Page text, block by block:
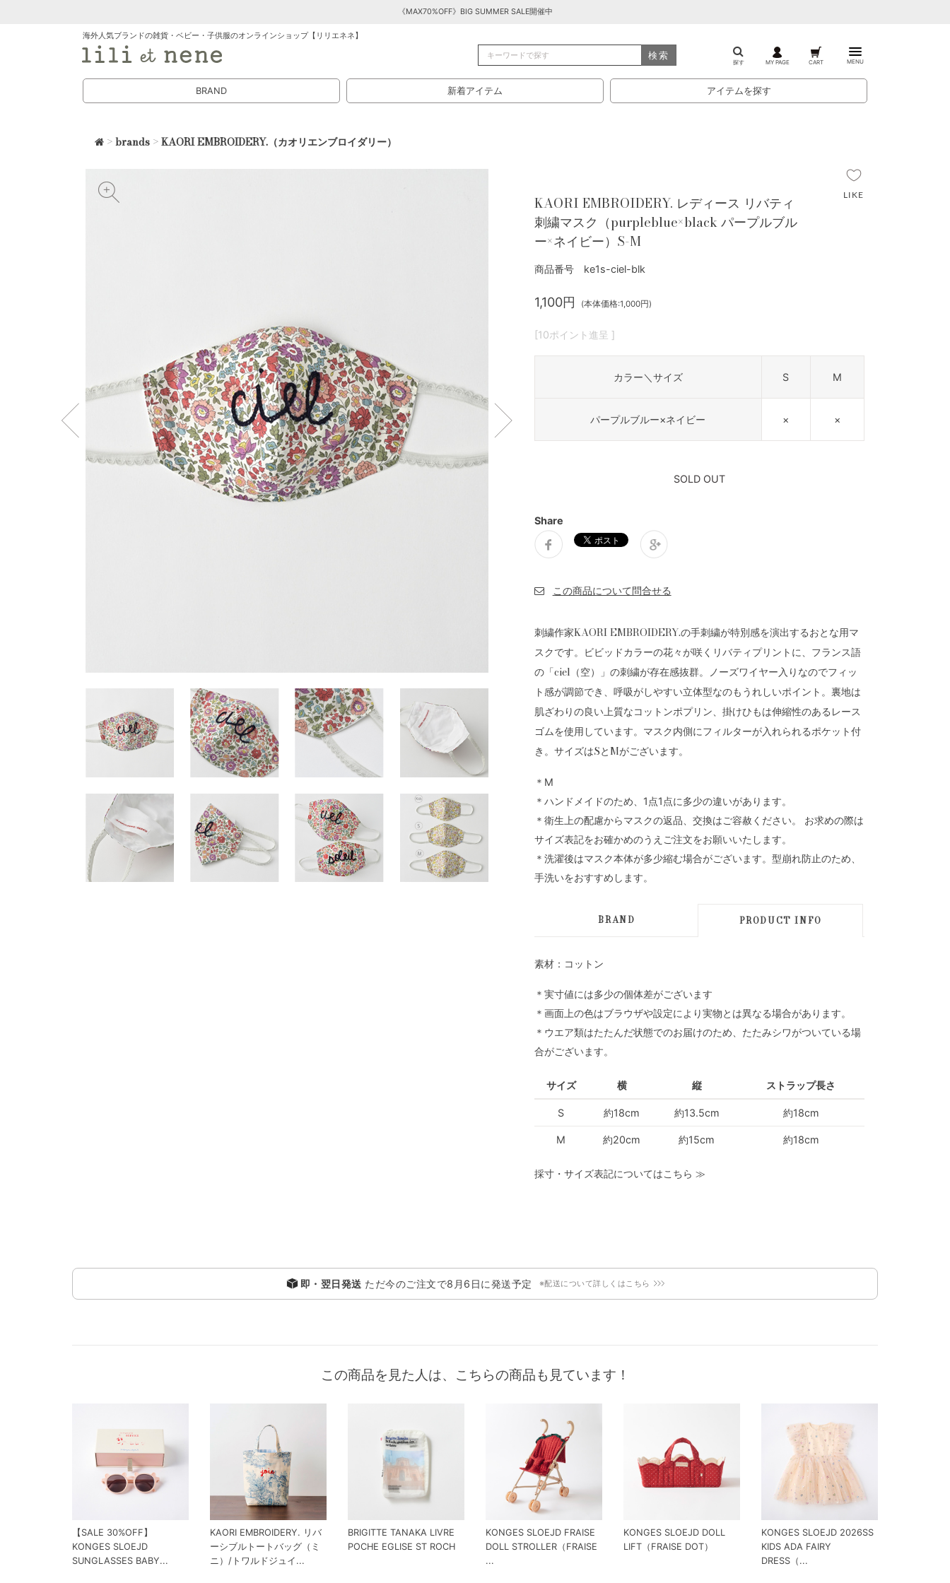
《MAX70%OFF》BIG SUMMER SALE開催中
海外人気ブランドの雑貨・ベビー・子供服のオンラインショップ【リリエネネ】
検索
探す MY PAGE CART MENU
BRAND 新着アイテム アイテムを探す
>brands >KAORI EMBROIDERY.（カオリエンブロイダリー）
KAORI EMBROIDERY. レディース リバティ
刺繍マスク（purpleblue×black パープルブル
ー×ネイビー）S-M
商品番号 ke1s-ciel-blk
1,100円 (本体価格:1,000円)
[10ポイント進呈 ]
カラー＼サイズ S M
パープルブルー×ネイビー × ×
SOLD OUT
Share
刺繍作家KAORI EMBROIDERY.の手刺繍が特別感を演出するおとな用マ
スクです。ビビッドカラーの花々が咲くリバティプリントに、フランス語
の「ciel（空）」の刺繍が存在感抜群。ノーズワイヤー入りなのでフィッ
ト感が調節でき、呼吸がしやすい立体型なのもうれしいポイント。裏地は
肌ざわりの良い上質なコットンポプリン、掛けひもは伸縮性のあるレース
ゴムを使用しています。マスク内側にフィルターが入れられるポケット付
き。サイズはSとMがございます。
＊M
＊ハンドメイドのため、1点1点に多少の違いがあります。
＊衛生上の配慮からマスクの返品、交換はご容赦ください。 お求めの際は
サイズ表記をお確かめのうえご注文をお願いいたします。
＊洗濯後はマスク本体が多少縮む場合がございます。型崩れ防止のため、
手洗いをおすすめします。
BRAND PRODUCT INFO
素材：コットン
＊実寸値には多少の個体差がございます
＊画面上の色はブラウザや設定により実物とは異なる場合があります。
＊ウエア類はたたんだ状態でのお届けのため、たたみシワがついている場
合がございます。
サイズ 横 縦 ストラップ長さ
S 約18cm 約13.5cm 約18cm
M 約20cm 約15cm 約18cm
採寸・サイズ表記についてはこちら ≫
即・翌日発送 ただ今のご注文で8月6日に発送予定 ※配送について詳しくはこちら
この商品を見た人は、こちらの商品も見ています！
【SALE 30%OFF】
KONGES SLOEJD
SUNGLASSES BABY...
KAORI EMBROIDERY. リバ
ーシブルトートバッグ（ミ
ニ）/トワルドジュイ...
BRIGITTE TANAKA LIVRE
POCHE EGLISE ST ROCH
KONGES SLOEJD FRAISE
DOLL STROLLER（FRAISE
...
KONGES SLOEJD DOLL
LIFT（FRAISE DOT）
KONGES SLOEJD 2026SS
KIDS ADA FAIRY
DRESS（...